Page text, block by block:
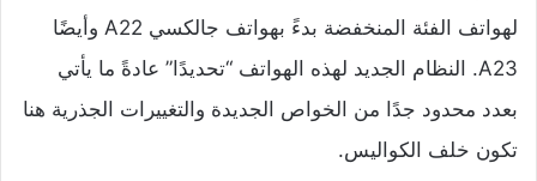
لهواتف الفئة المنخفضة بدءً بهواتف جالكسي A22 وأيضًا
A23. النظام الجديد لهذه الهواتف “تحديدًا” عادةً ما يأتي
بعدد محدود جدًا من الخواص الجديدة والتغييرات الجذرية هنا
تكون خلف الكواليس.